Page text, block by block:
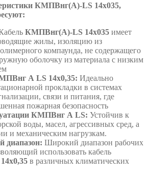
КМПВнг(А)-LS 14х035,
КМПВнг(А)-LS 14х035 имеет
жилы, изоляцию из
компаунда, не содержащего
оболочку из материала с низким
А LS 14х0,35: Идеально
прокладки в системах
связи и питания, где
пожарная безопасность
КМПВнг А LS: Устойчив к
воды, масел, агрессивных сред, а
и механическим нагрузкам.
диапазон: Широкий диапазон рабочих
использовать кабель
в различных климатических